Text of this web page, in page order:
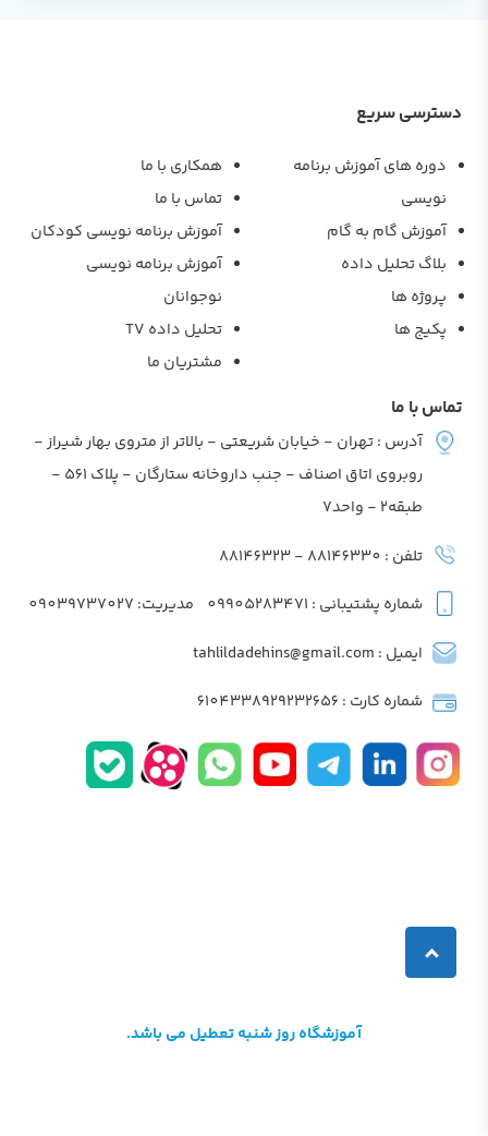
دسترسی سریع
دوره های آموزش برنامه
نویسی
آموزش گام به گام
بلاگ تحلیل داده
پروژه ها
پکیج ها
همکاری با ما
تماس با ما
آموزش برنامه نویسی کودکان
آموزش برنامه نویسی
نوجوانان
تحلیل داده TV
مشتریان ما
تماس با ما
آدرس : تهران - خیابان شریعتی - بالاتر از متروی بهار شیراز -
روبروی اتاق اصناف - جنب داروخانه ستارگان - پلاک 561 -
طبقه2 - واحد7
تلفن : 88146330 - 88146323
شماره پشتیبانی : 09905283471 مدیریت: 09039737027
ایمیل : tahlildadehins@gmail.com
شماره کارت : 6104338929232656
آموزشگاه روز شنبه تعطیل می باشد.